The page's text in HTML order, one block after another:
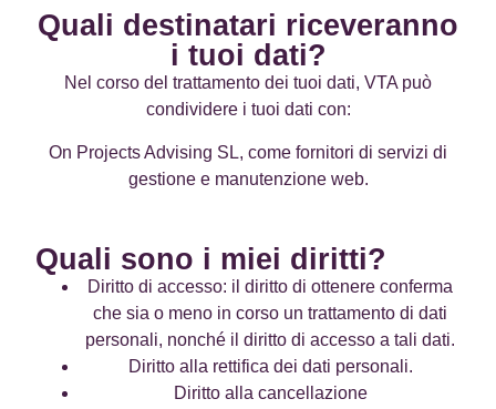
Quali destinatari riceveranno
i tuoi dati?
Nel corso del trattamento dei tuoi dati, VTA può
condividere i tuoi dati con:
On Projects Advising SL, come fornitori di servizi di
gestione e manutenzione web.
Quali sono i miei diritti?
Diritto di accesso: il diritto di ottenere conferma
che sia o meno in corso un trattamento di dati
personali, nonché il diritto di accesso a tali dati.
Diritto alla rettifica dei dati personali.
Diritto alla cancellazione